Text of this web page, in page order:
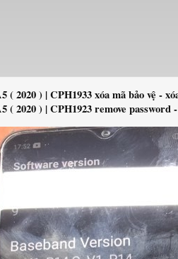
( 2020 ) | CPH1933 xóa mã bảo vệ -
( 2020 ) | CPH1923 remove